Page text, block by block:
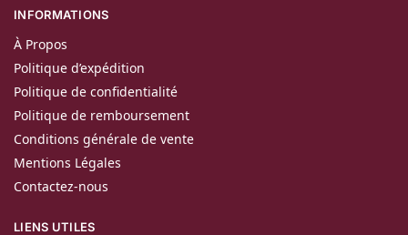
INFORMATIONS
À Propos
Politique d’expédition
Politique de confidentialité
Politique de remboursement
Conditions générale de vente
Mentions Légales
Contactez-nous
LIENS UTILES